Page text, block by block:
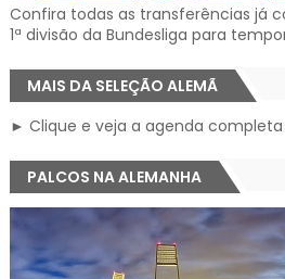
Confira todas as transferências já
1ª divisão da Bundesliga para
MAIS DA SELEÇÃO ALEMÃ
► Clique e veja a agenda completa
PALCOS NA ALEMANHA